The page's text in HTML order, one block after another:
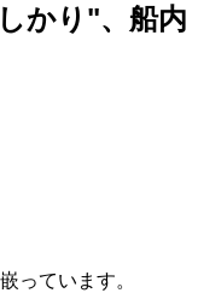
かり"、船内
っています。